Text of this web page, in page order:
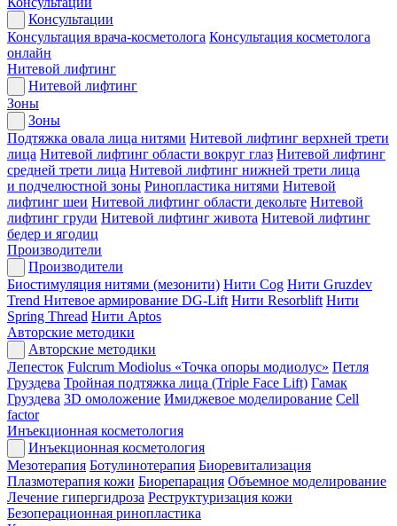
Консультации
Консультация врача-косметолога Консультация косметолога
онлайн
Нитевой лифтинг
Нитевой лифтинг
Зоны
Зоны
Подтяжка овала лица нитями Нитевой лифтинг верхней трети
лица Нитевой лифтинг области вокруг глаз Нитевой лифтинг
средней трети лица Нитевой лифтинг нижней трети лица
и подчелюстной зоны Ринопластика нитями Нитевой
лифтинг шеи Нитевой лифтинг области декольте Нитевой
лифтинг груди Нитевой лифтинг живота Нитевой лифтинг
бедер и ягодиц
Производители
Производители
Биостимуляция нитями (мезонити) Нити Cog Нити Gruzdev
Trend Нитевое армирование DG-Lift Нити Resorblift Нити
Spring Thread Нити Aptos
Авторские методики
Авторские методики
Лепесток Fulcrum Modiolus «Точка опоры модиолус» Петля
Груздева Тройная подтяжка лица (Triple Face Lift) Гамак
Груздева 3D омоложение Имиджевое моделирование Cell
factor
Инъекционная косметология
Инъекционная косметология
Мезотерапия Ботулинотерапия Биоревитализация
Плазмотерапия кожи Биорепарация Объемное моделирование
Лечение гипергидроза Реструктуризация кожи
Безоперационная ринопластика